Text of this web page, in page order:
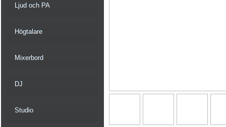
Ljud och PA
Högtalare
Mixerbord
DJ
Studio